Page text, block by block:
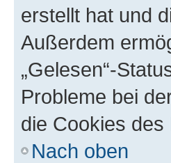
erstellt hat und
Außerdem
„Gelesen“-
Probleme bei
die Cookies
Nach oben